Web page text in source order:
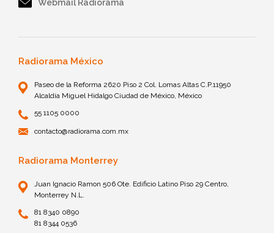
Webmail Radiorama
Radiorama México
Paseo de la Reforma 2620 Piso 2 Col. Lomas Altas C.P.11950
Alcaldía Miguel Hidalgo Ciudad de México, México
55 1105 0000
contacto@radiorama.com.mx
Radiorama Monterrey
Juan Ignacio Ramon 506 Ote. Edificio Latino Piso 29 Centro,
Monterrey N.L.
81 8340 0890
81 8344 0536